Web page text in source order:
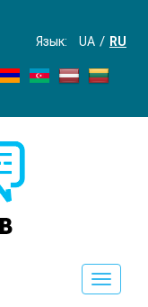
Язык: UA RU
Toggle